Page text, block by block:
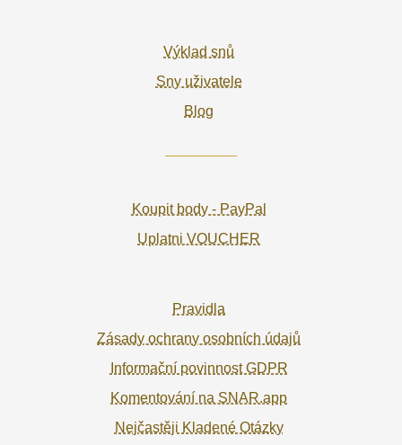
Výklad snů
Sny uživatele
Blog
Koupit body - PayPal
Uplatni VOUCHER
Pravidla
Zásady ochrany osobních údajů
Informační povinnost GDPR
Komentování na SNAR.app
Nejčastěji Kladené Otázky